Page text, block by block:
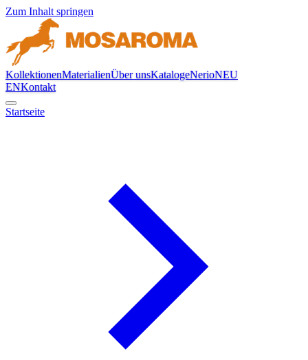
Zum Inhalt springen
KollektionenMaterialienÜber unsKatalogeNerioNEU
ENKontakt
Startseite